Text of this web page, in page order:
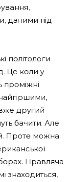
даними під
політологи
Це коли у
проміжні
другий
бачити. Але
Проте можна
Правляча
знаходиться,